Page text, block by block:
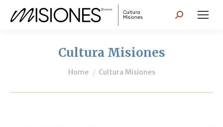
Search:
Cultura Misiones
You are here:
Home Cultura Misiones